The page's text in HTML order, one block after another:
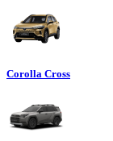
Corolla Cross